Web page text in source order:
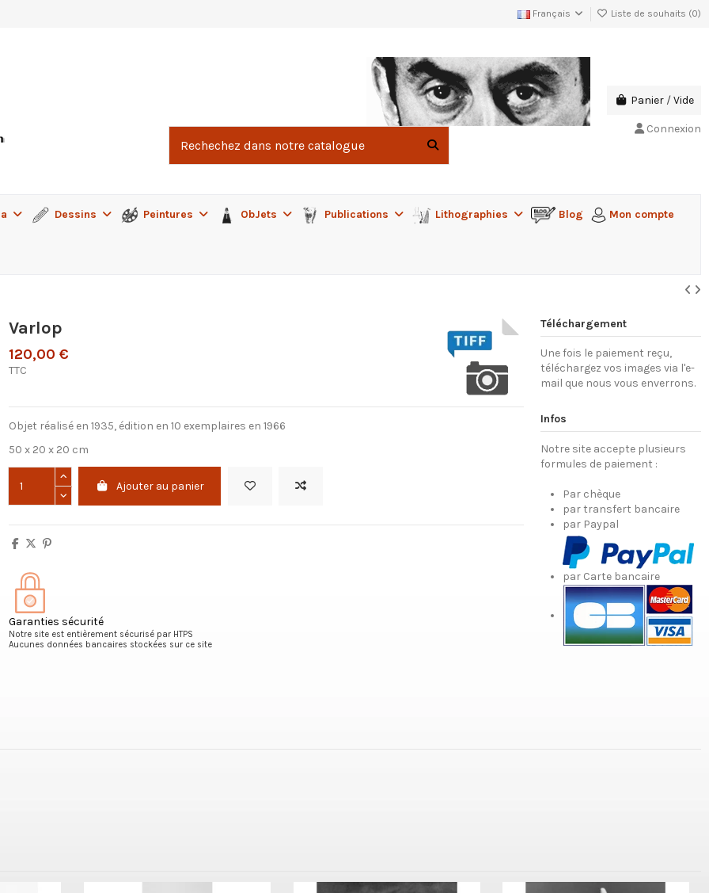
Français Liste de souhaits (0)
Panier /Vide
Connexion
Dessins Peintures ObJets Publications Lithographies Blog Mon compte
Varlop
120,00 €
TTC
Objet réalisé en 1935, édition en 10 exemplaires en 1966
50 x 20 x 20 cm
Ajouter au panier
Garanties sécurité
Notre site est entièrement sécurisé par HTPS
Aucunes données bancaires stockées sur ce site
Téléchargement
Une fois le paiement reçu,
téléchargez vos images via l'e-
mail que nous vous enverrons.
Infos
Notre site accepte plusieurs
formules de paiement :
Par chèque
par transfert bancaire
par Paypal
par Carte bancaire